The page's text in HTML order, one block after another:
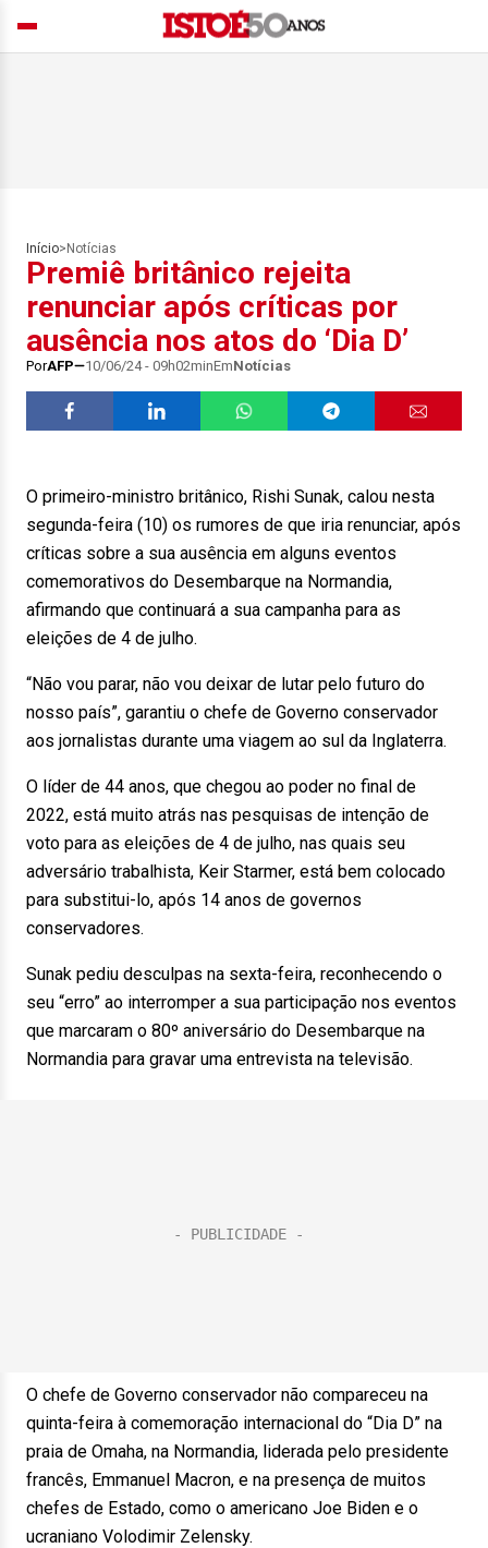
Início> Notícias
Premiê britânico rejeita
renunciar após críticas por
ausência nos atos do ‘Dia D’
PorAFP 10/06/24 - 09h02minEmNotícias
O primeiro-ministro britânico, Rishi Sunak, calou nesta
segunda-feira (10) os rumores de que iria renunciar, após
críticas sobre a sua ausência em alguns eventos
comemorativos do Desembarque na Normandia,
afirmando que continuará a sua campanha para as
eleições de 4 de julho.
“Não vou parar, não vou deixar de lutar pelo futuro do
nosso país”, garantiu o chefe de Governo conservador
aos jornalistas durante uma viagem ao sul da Inglaterra.
O líder de 44 anos, que chegou ao poder no final de
2022, está muito atrás nas pesquisas de intenção de
voto para as eleições de 4 de julho, nas quais seu
adversário trabalhista, Keir Starmer, está bem colocado
para substitui-lo, após 14 anos de governos
conservadores.
Sunak pediu desculpas na sexta-feira, reconhecendo o
seu “erro” ao interromper a sua participação nos eventos
que marcaram o 80º aniversário do Desembarque na
Normandia para gravar uma entrevista na televisão.
O chefe de Governo conservador não compareceu na
quinta-feira à comemoração internacional do “Dia D” na
praia de Omaha, na Normandia, liderada pelo presidente
francês, Emmanuel Macron, e na presença de muitos
chefes de Estado, como o americano Joe Biden e o
ucraniano Volodimir Zelensky.